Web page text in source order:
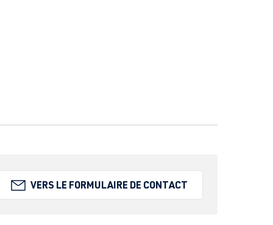
VERS LE FORMULAIRE DE CONTACT